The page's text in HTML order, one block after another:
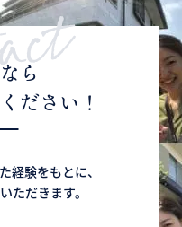
ら
ださい！
経験をもとに、
ただきます。